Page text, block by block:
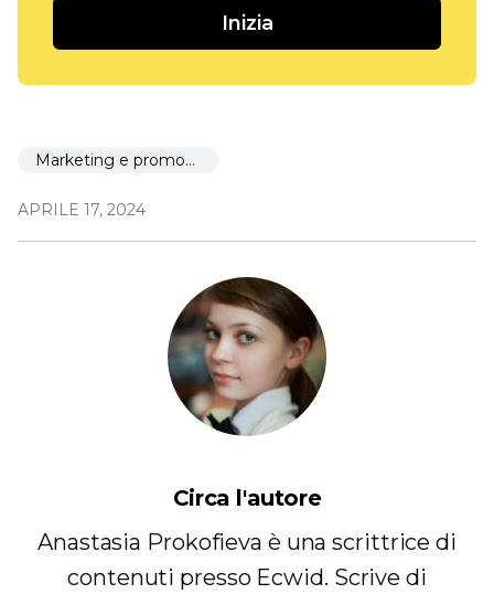
Inizia
Marketing e promozione
APRILE 17, 2024
Circa l'autore
Anastasia Prokofieva è una scrittrice di
contenuti presso Ecwid. Scrive di